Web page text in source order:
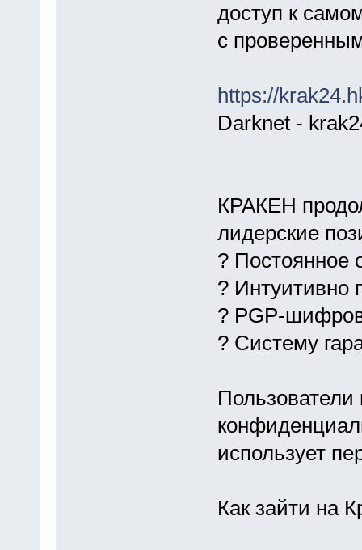
доступ к
с
https://
Darknet -
КРАКЕН
лидерские
? Постоянное
? Интуитивно
? PGP-
? Систему
использует
Как зайти на